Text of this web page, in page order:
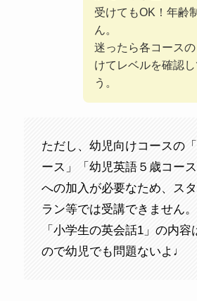
受けてもOK！年齢
ん。
迷ったら各コース
けてレベルを確認
う。
ただし、幼児向けコースの
ース」「幼児英語５歳コー
への加入が必要なため、ス
ラン等では受講できません。
「小学生の英会話1」の内
ので幼児でも問題ないよ♩